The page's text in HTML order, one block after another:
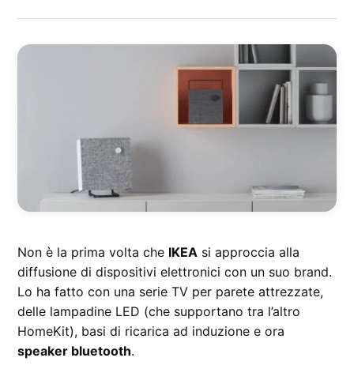
Non è la prima volta che IKEA si approccia alla
diffusione di dispositivi elettronici con un suo brand.
Lo ha fatto con una serie TV per parete attrezzate,
delle lampadine LED (che supportano tra l’altro
HomeKit), basi di ricarica ad induzione e ora
speaker bluetooth.